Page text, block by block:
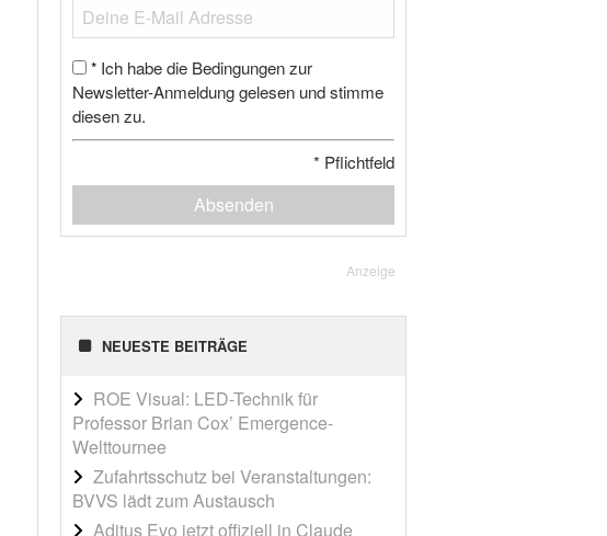
* Ich habe die Bedingungen zur
Newsletter-Anmeldung gelesen und stimme
diesen zu.
* Pflichtfeld
Absenden
Anzeige
NEUESTE BEITRÄGE
ROE Visual: LED-Technik für
Professor Brian Cox’ Emergence-
Welttournee
Zufahrtsschutz bei Veranstaltungen:
BVVS lädt zum Austausch
Aditus Evo jetzt offiziell in Claude